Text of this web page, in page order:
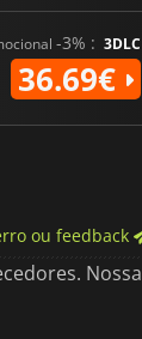
-3% : 3DLC
36.69€
ou feedback
Nossa